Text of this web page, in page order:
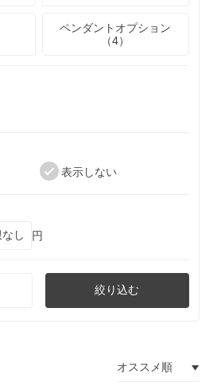
ペンダントオプション
（4）
表示しない
円
絞り込む